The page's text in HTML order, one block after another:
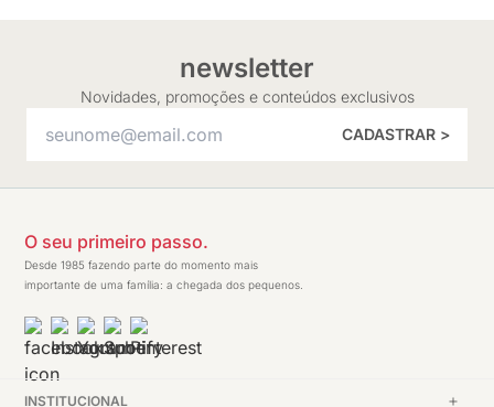
newsletter
Novidades, promoções e conteúdos exclusivos
CADASTRAR >
O seu primeiro passo.
Desde 1985 fazendo parte do momento mais
importante de uma família: a chegada dos pequenos.
INSTITUCIONAL